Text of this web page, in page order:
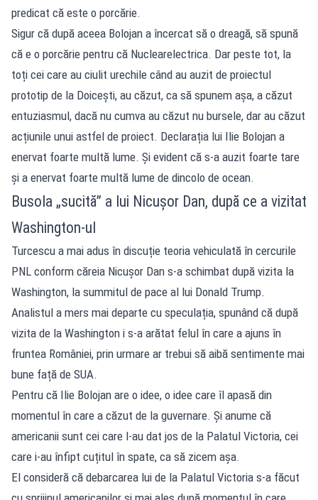
predicat că este o porcărie.
Sigur că după aceea Bolojan a încercat să o dreagă, să spună
că e o porcărie pentru că Nuclearelectrica. Dar peste tot, la
toți cei care au ciulit urechile când au auzit de proiectul
prototip de la Doicești, au căzut, ca să spunem așa, a căzut
entuziasmul, dacă nu cumva au căzut nu bursele, dar au căzut
acțiunile unui astfel de proiect. Declarația lui Ilie Bolojan a
enervat foarte multă lume. Și evident că s-a auzit foarte tare
și a enervat foarte multă lume de dincolo de ocean.
Busola „sucită” a lui Nicușor Dan, după ce a vizitat
Washington-ul
Turcescu a mai adus în discuție teoria vehiculată în cercurile
PNL conform căreia Nicușor Dan s-a schimbat după vizita la
Washington, la summitul de pace al lui Donald Trump.
Analistul a mers mai departe cu speculația, spunând că după
vizita de la Washington i s-a arătat felul în care a ajuns în
fruntea României, prin urmare ar trebui să aibă sentimente mai
bune față de SUA.
Pentru că Ilie Bolojan are o idee, o idee care îl apasă din
momentul în care a căzut de la guvernare. Și anume că
americanii sunt cei care l-au dat jos de la Palatul Victoria, cei
care i-au înfipt cuțitul în spate, ca să zicem așa.
El consideră că debarcarea lui de la Palatul Victoria s-a făcut